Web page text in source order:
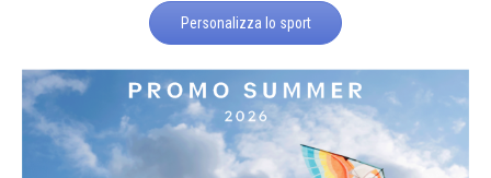
Personalizza lo sport